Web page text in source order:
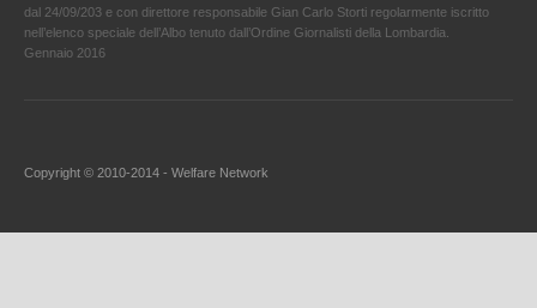
dal 24/09/203 e con direttore responsabile Gian Carlo Storti regolarmente iscritto
nell’elenco speciale dell’Albo tenuto dall’Ordine Giornalisti della Lombardia.
Gennaio 2016
Copyright © 2010-2014 - Welfare Network